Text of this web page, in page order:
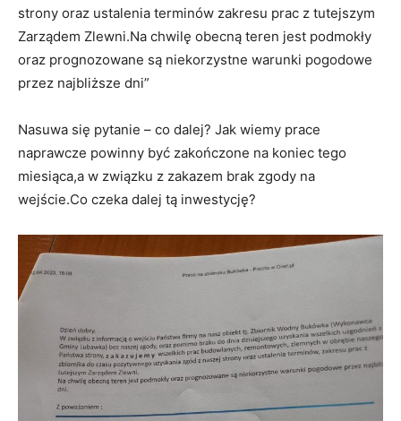
strony oraz ustalenia terminów zakresu prac z tutejszym
Zarządem Zlewni.Na chwilę obecną teren jest podmokły
oraz prognozowane są niekorzystne warunki pogodowe
przez najbliższe dni”
Nasuwa się pytanie – co dalej? Jak wiemy prace
naprawcze powinny być zakończone na koniec tego
miesiąca,a w związku z zakazem brak zgody na
wejście.Co czeka dalej tą inwestycję?